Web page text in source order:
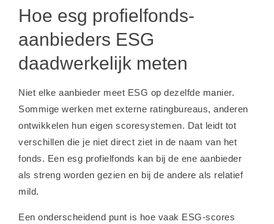
Hoe esg profielfonds-
aanbieders ESG
daadwerkelijk meten
Niet elke aanbieder meet ESG op dezelfde manier.
Sommige werken met externe ratingbureaus, anderen
ontwikkelen hun eigen scoresystemen. Dat leidt tot
verschillen die je niet direct ziet in de naam van het
fonds. Een esg profielfonds kan bij de ene aanbieder
als streng worden gezien en bij de andere als relatief
mild.
Een onderscheidend punt is hoe vaak ESG-scores